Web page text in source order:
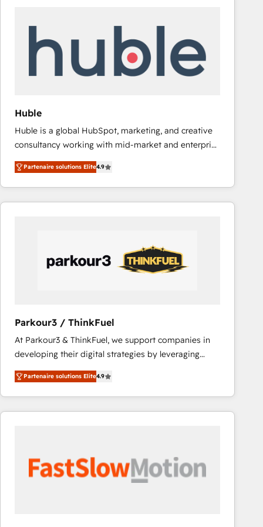
Huble
Huble is a global HubSpot, marketing, and creative
consultancy working with mid-market and enterprise
businesses. We go beyond implementation, shaping
the strategy, processes, and teams that turn
HubSpot into a genuine growth engine. Named
HubSpot's Global Partner of the Year in 2024,
Huble has built a track record that speaks for itself.
One company, one operating model, delivering
across offices and consulting teams in the UK, USA,
international offices and 175+ employees.
Partenaire solutions Elite4.9
Parkour3 / ThinkFuel
At Parkour3 & ThinkFuel, we support companies in
developing their digital strategies by leveraging
technologies and automating their marketing and
sales processes to generate growth. Our offer spans
from Strategy to Operations. We specialize in CRM
onboarding and implementation, web design, sales
empowering our clients and developing their
autonomy. Get to grips with HubSpot through
Partenaire solutions Elite4.9